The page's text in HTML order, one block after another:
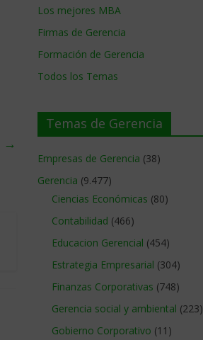
→
Los mejores MBA
Firmas de Gerencia
Formación de Gerencia
Todos los Temas
Temas de Gerencia
Empresas de Gerencia (38)
Gerencia (9.477)
Ciencias Económicas (80)
Contabilidad (466)
Educacion Gerencial (454)
Estrategia Empresarial (304)
Finanzas Corporativas (748)
Gerencia social y ambiental (223)
Gobierno Corporativo (11)